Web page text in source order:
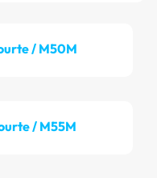
/ M50M
/ M55M